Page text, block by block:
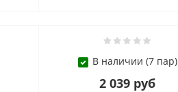
В наличии (7 пар)
2 039 руб